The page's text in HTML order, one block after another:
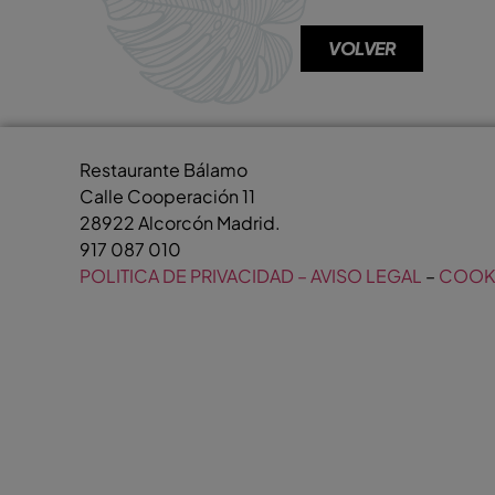
VOLVER
Restaurante Bálamo
Calle Cooperación 11
28922 Alcorcón Madrid.
917 087 010
POLITICA DE PRIVACIDAD – AVISO LEGAL –